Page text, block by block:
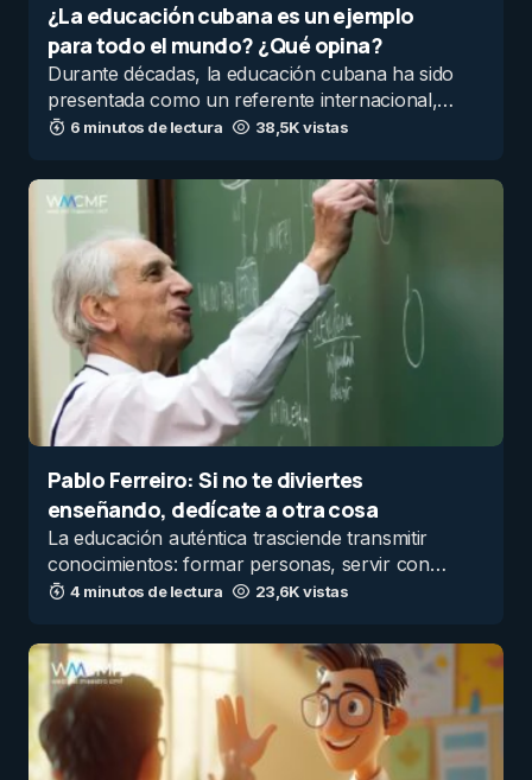
¿La educación cubana es un ejemplo
para todo el mundo? ¿Qué opina?
Durante décadas, la educación cubana ha sido
presentada como un referente internacional,…
6 minutos de lectura 38,5K vistas
Pablo Ferreiro: Si no te diviertes
enseñando, dedícate a otra cosa
La educación auténtica trasciende transmitir
conocimientos: formar personas, servir con…
4 minutos de lectura 23,6K vistas